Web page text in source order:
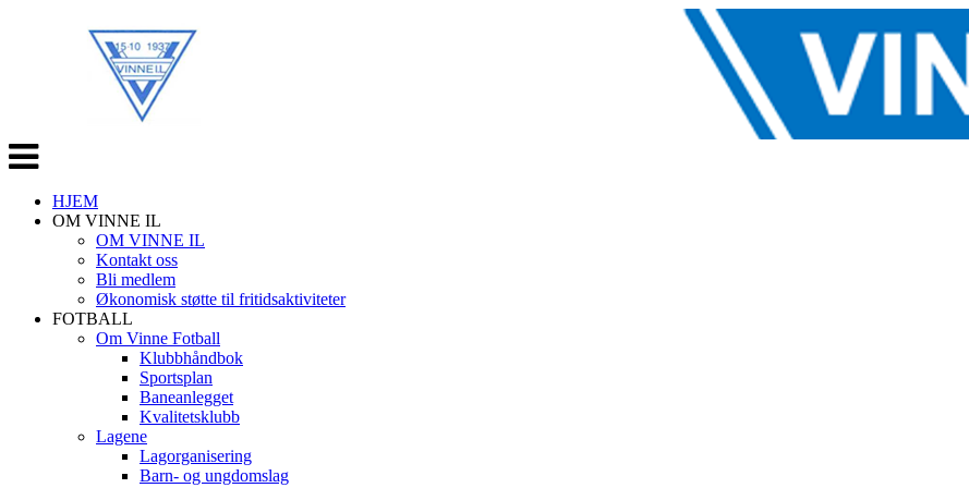
Veksle
navigasjon
HJEM
OM VINNE IL
OM VINNE IL
Kontakt oss
Bli medlem
Økonomisk støtte til fritidsaktiviteter
FOTBALL
Om Vinne Fotball
Klubbhåndbok
Sportsplan
Baneanlegget
Kvalitetsklubb
Lagene
Lagorganisering
Barn- og ungdomslag